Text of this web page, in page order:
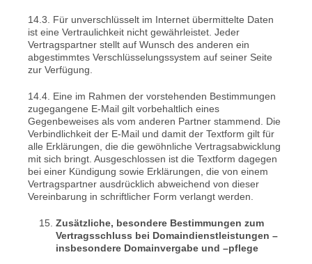
14.3. Für unverschlüsselt im Internet übermittelte Daten
ist eine Vertraulichkeit nicht gewährleistet. Jeder
Vertragspartner stellt auf Wunsch des anderen ein
abgestimmtes Verschlüsselungssystem auf seiner Seite
zur Verfügung.
14.4. Eine im Rahmen der vorstehenden Bestimmungen
zugegangene E-Mail gilt vorbehaltlich eines
Gegenbeweises als vom anderen Partner stammend. Die
Verbindlichkeit der E-Mail und damit der Textform gilt für
alle Erklärungen, die die gewöhnliche Vertragsabwicklung
mit sich bringt. Ausgeschlossen ist die Textform dagegen
bei einer Kündigung sowie Erklärungen, die von einem
Vertragspartner ausdrücklich abweichend von dieser
Vereinbarung in schriftlicher Form verlangt werden.
Zusätzliche, besondere Bestimmungen zum
Vertragsschluss bei Domaindienstleistungen –
insbesondere Domainvergabe und –pflege